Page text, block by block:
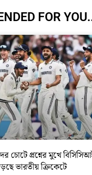
FOR
চোটে প্রশ্নের মুখে
ভারতীয় ক্রিকেটে